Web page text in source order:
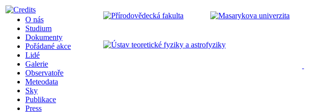
O nás
Studium
Dokumenty
Pořádané akce
Lidé
Galerie
Observatoře
Meteodata
Sky
Publikace
Press